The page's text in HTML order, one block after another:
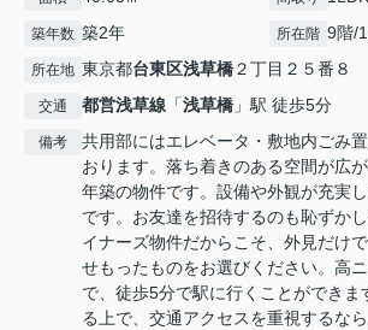
築年数 築2年 所在階 9階/
所在地 東京都台東区浅草橋２丁目２５番８
交通 都営浅草線 「浅草橋 」駅 徒歩5分
備考
共用部にはエレベータ・敷地内ごみ
おります。落ち着きのある空間が広
年築の物件です。設備や外観が充実
です。お友達を招待するのも恥ずか
イナーズ物件だからこそ、外見だけ
せもったものをお選びください。高
で、徒歩5分で駅に行くことができま
る上で、交通アクセスを重視するな